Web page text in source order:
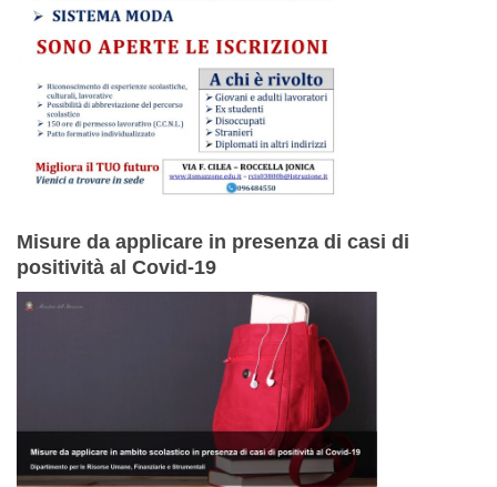
Misure da applicare in presenza di casi di
positività al Covid-19